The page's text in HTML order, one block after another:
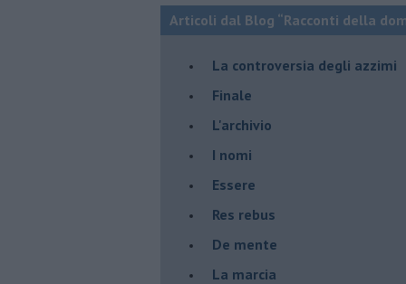
Articoli dal Blog “Racconti della
La controversia degli azzimi
Finale
L'archivio
I nomi
Essere
Res rebus
De mente
La marcia